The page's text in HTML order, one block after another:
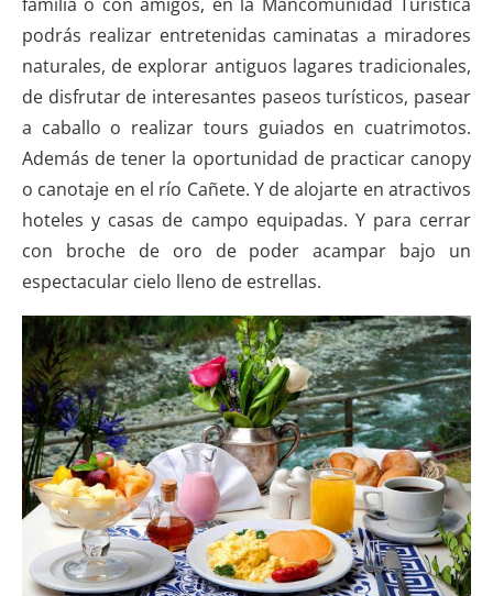
podrás realizar entretenidas caminatas a miradores
naturales, de explorar antiguos lagares tradicionales,
de disfrutar de interesantes paseos turísticos, pasear
a caballo o realizar tours guiados en cuatrimotos.
Además de tener la oportunidad de practicar canopy
o canotaje en el río Cañete. Y de alojarte en atractivos
hoteles y casas de campo equipadas. Y para cerrar
con broche de oro de poder acampar bajo un
espectacular cielo lleno de estrellas.